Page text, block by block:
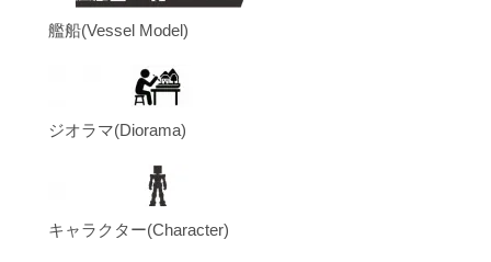
艦船(Vessel Model)
ジオラマ(Diorama)
キャラクター(Character)